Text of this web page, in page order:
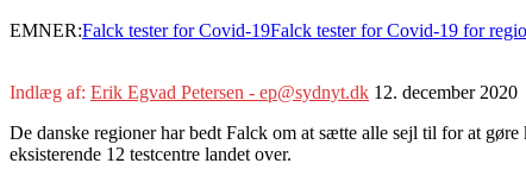
EMNER:Falck tester for Covid-19Falck tester for Covid-19 for
Indlæg af: Erik Egvad Petersen - ep@sydnyt.dk 12. december 2020
De danske regioner har bedt Falck om at sætte alle sejl til for at
eksisterende 12 testcentre landet over.